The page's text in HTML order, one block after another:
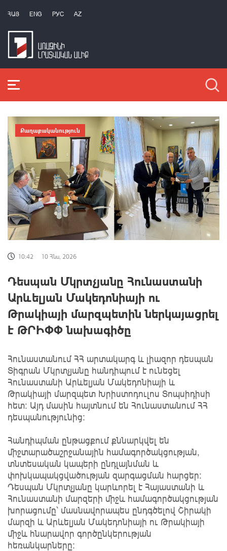
ՀԱՅ ENG РУС AZ
Քաղաքականություն
10:42 10 Հնս, 2026
Դեսպան Մկրտչյանը Հունաստանի
Արևելյան Մակեդոնիայի ու
Թրակիայի մարզպետին ներկայացրել
է ԹՐԻՓՓ նախագիծը
Հունաստանում ՀՀ արտակարգ և լիազոր դեսպան
Տիգրան Մկրտչյանը հանդիպում է ունեցել
Հունաստանի Արևելյան Մակեդոնիայի և
Թրակիայի մարզպետ Խրիստոդուլոս Տոպսիդիսի
հետ։ Այդ մասին հայտնում են Հունաստանում ՀՀ
դեսպանությունից:
Հանդիպման ընթացքում քննարկվել են
միջտարածաշրջանային համագործակցության,
տնտեսական կապերի ընդլայնման և
փոխկապակցվածության զարգացման հարցեր։
Դեսպան Մկրտչյանը կարևորել է Հայաստանի և
Հունաստանի մարզերի միջև համագործակցության
խորացումը՝ մասնավորապես ընդգծելով Շիրակի
մարզի և Արևելյան Մակեդոնիայի ու Թրակիայի
միջև հնարավոր գործընկերության
հեռանկարները։